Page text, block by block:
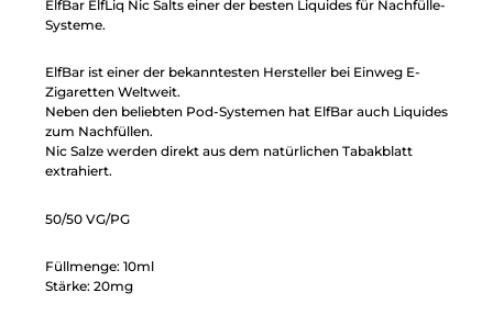
ElfBar ElfLiq Nic Salts einer der besten Liquides für Nachfülle-
Systeme.
ElfBar ist einer der bekanntesten Hersteller bei Einweg E-
Zigaretten Weltweit.
Neben den beliebten Pod-Systemen hat ElfBar auch Liquides
zum Nachfüllen.
Nic Salze werden direkt aus dem natürlichen Tabakblatt
extrahiert.
50/50 VG/PG
Füllmenge: 10ml
Stärke: 20mg